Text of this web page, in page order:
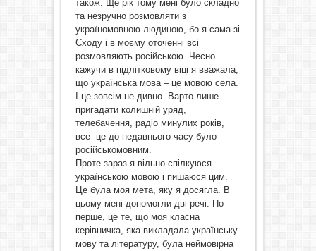
також. Ще рік тому мені було складно
та незручно розмовляти з
україномовною людиною, бо я сама зі
Сходу і в моєму оточенні всі
розмовляють російською. Чесно
кажучи в підлітковому віці я вважала,
що українська мова – це мовою села.
І це зовсім не дивно. Варто лише
пригадати колишній уряд,
телебачення, радіо минулих років,
все це до недавнього часу було
російськомовним.
Проте зараз я вільно спілкуюся
українською мовою і пишаюся цим.
Це була моя мета, яку я досягла. В
цьому мені допомогли дві речі. По-
перше, це те, що моя класна
керівничка, яка викладала українську
мову та літературу, була неймовірна